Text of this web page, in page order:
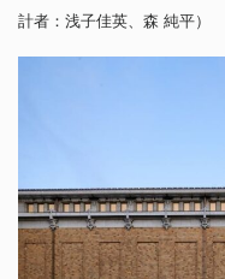
計者：浅子佳英、森 純平）